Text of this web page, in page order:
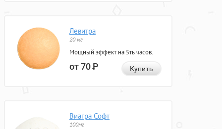
Левитра
20 мг
Мощный эффект на 5ть часов.
от 70Р Купить
Виагра Софт
100мг